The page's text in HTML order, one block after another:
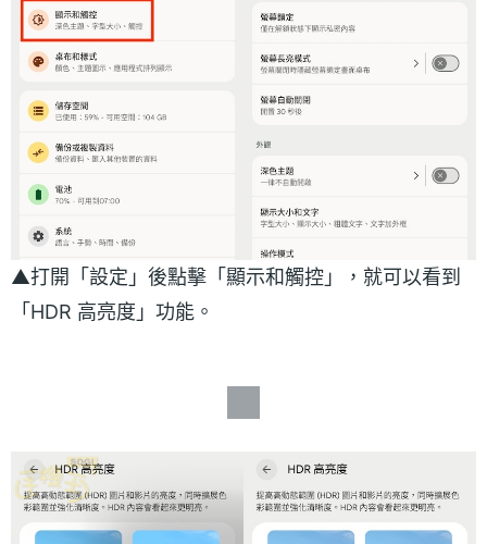
▲打開「設定」後點擊「顯示和觸控」，就可以看到
「HDR 高亮度」功能。